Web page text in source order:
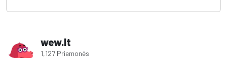
wew.lt
1,127 Priemonės